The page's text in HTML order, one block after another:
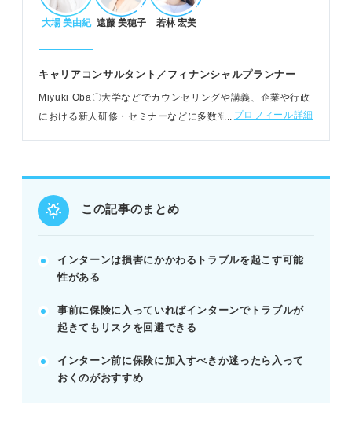
自分が怪我をする、他人に怪我をさせるリスクがあ
会社の備品破損や情報漏洩も想定される。
学研災保険や付帯賠償、民間保険で備える。
POINT：大学経由のインターンは学研災保険が適用
される場合が多い。
入。
個人参加なら生協や民間の保険を検討する。
POINT：加入前にインターンの内容と保険の補償範
囲を必ず確認。
記事の該当箇所を見る
インターンで起こりうる不測の事態に備えて保
険への加入を検討しよう！
そもそも保険の役割とは？
大場 美由紀 遠藤 美穂子 若林 宏美
キャリアコンサルタント／フィナンシャルプランナー
Miyuki Oba〇大学などでカウンセリングや講義、企業や行政
における新人研修・セミナーなどに多数登壇。ファイナンシ
プロフィール詳細
この記事のまとめ
インターンは損害にかかわるトラブルを起こす可能
性がある
事前に保険に入っていればインターンでトラブルが
起きてもリスクを回避できる
インターン前に保険に加入すべきか迷ったら入って
おくのがおすすめ